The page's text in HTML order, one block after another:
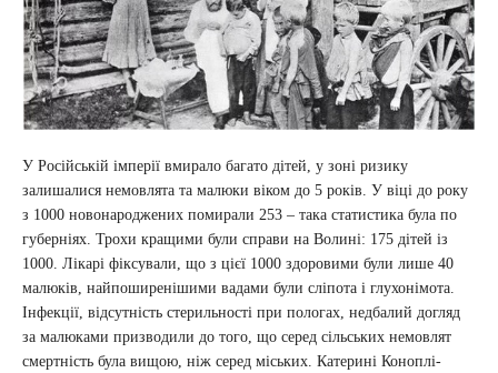
У Російській імперії вмирало багато дітей, у зоні ризику
залишалися немовлята та малюки віком до 5 років. У віці до року
з 1000 новонароджених помирали 253 – така статистика була по
губерніях. Трохи кращими були справи на Волині: 175 дітей із
1000. Лікарі фіксували, що з цієї 1000 здоровими були лише 40
малюків, найпоширенішими вадами були сліпота і глухонімота.
Інфекції, відсутність стерильності при пологах, недбалий догляд
за малюками призводили до того, що серед сільських немовлят
смертність була вищою, ніж серед міських. Катерині Коноплі-